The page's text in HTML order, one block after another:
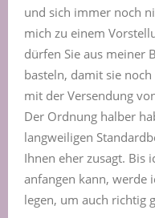
und sich immer noch
mich zu einem
dürfen Sie aus meiner
basteln, damit sie
mit der Versendung
Der Ordnung halber
langweiligen
Ihnen eher zusagt. Bis
anfangen kann, werde
legen, um auch richtig